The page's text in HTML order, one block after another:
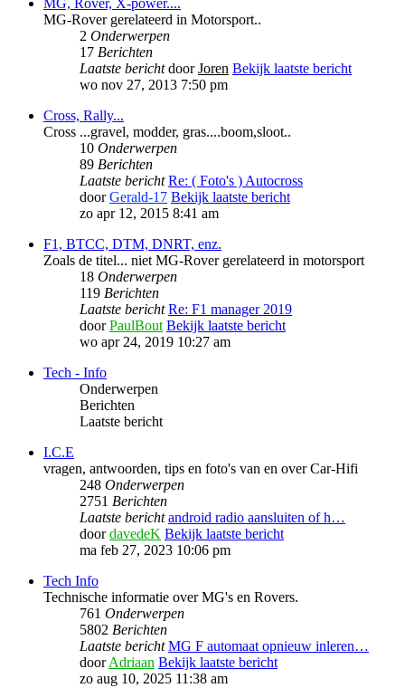
MG, Rover, X-power....
MG-Rover gerelateerd in Motorsport..
2 Onderwerpen
17 Berichten
Laatste berichtdoorJoren Bekijk laatste bericht
wo nov 27, 2013 7:50 pm
Cross, Rally...
Cross ...gravel, modder, gras....boom,sloot..
10 Onderwerpen
89 Berichten
Laatste bericht Re: ( Foto's ) Autocross
doorGerald-17 Bekijk laatste bericht
zo apr 12, 2015 8:41 am
F1, BTCC, DTM, DNRT, enz.
Zoals de titel... niet MG-Rover gerelateerd in motorsport
18 Onderwerpen
119 Berichten
Laatste bericht Re: F1 manager 2019
doorPaulBout Bekijk laatste bericht
wo apr 24, 2019 10:27 am
Tech - Info
Onderwerpen
Berichten
Laatste bericht
I.C.E
vragen, antwoorden, tips en foto's van en over Car-Hifi
248 Onderwerpen
2751 Berichten
Laatste bericht android radio aansluiten of h…
doordavedeK Bekijk laatste bericht
ma feb 27, 2023 10:06 pm
Tech Info
Technische informatie over MG's en Rovers.
761 Onderwerpen
5802 Berichten
Laatste bericht MG F automaat opnieuw inleren…
doorAdriaan Bekijk laatste bericht
zo aug 10, 2025 11:38 am